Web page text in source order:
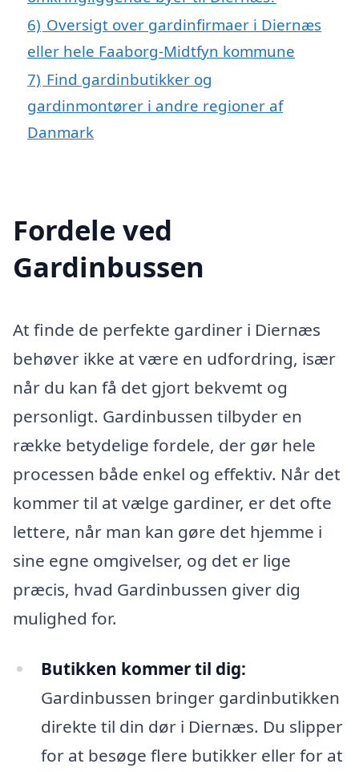
6) Oversigt over gardinfirmaer i Diernæs
eller hele Faaborg-Midtfyn kommune
7) Find gardinbutikker og
gardinmontører i andre regioner af
Danmark
Fordele ved
Gardinbussen
At finde de perfekte gardiner i Diernæs
behøver ikke at være en udfordring, især
når du kan få det gjort bekvemt og
personligt. Gardinbussen tilbyder en
række betydelige fordele, der gør hele
processen både enkel og effektiv. Når det
kommer til at vælge gardiner, er det ofte
lettere, når man kan gøre det hjemme i
sine egne omgivelser, og det er lige
præcis, hvad Gardinbussen giver dig
mulighed for.
Butikken kommer til dig:
Gardinbussen bringer gardinbutikken
direkte til din dør i Diernæs. Du slipper
for at besøge flere butikker eller for at